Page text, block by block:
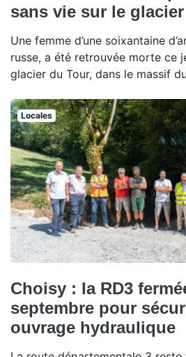
sans vie sur le
Une femme d’une soixantaine
russe, a été retrouvée morte ce
glacier du Tour, dans le massif
Locales
Choisy : la RD3
septembre pour
ouvrage hydraulique